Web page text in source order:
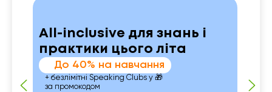
All-inclusive для знань і
практики цього літа
До 40% на навчання
+ безлімітні Speaking Clubs у 🎁
за промокодом